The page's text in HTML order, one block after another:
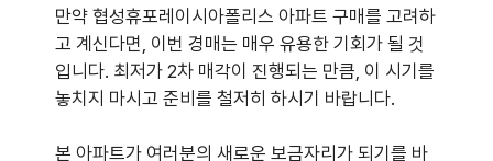
만약 협성휴포레이시아폴리스 아파트 구매를 고려하
고 계신다면, 이번 경매는 매우 유용한 기회가 될 것
입니다. 최저가 2차 매각이 진행되는 만큼, 이 시기를
놓치지 마시고 준비를 철저히 하시기 바랍니다.
본 아파트가 여러분의 새로운 보금자리가 되기를 바